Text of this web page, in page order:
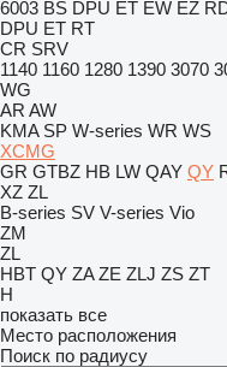
6003 BS DPU ET EW EZ
DPU ET RT
CR SRV
1140 1160 1280 1390 3070
WG
AR AW
KMA SP W-series WR WS
XCMG
GR GTBZ HB LW QAY QY
XZ ZL
B-series SV V-series Vio
ZM
ZL
HBT QY ZA ZE ZLJ ZS ZT
H
показать все
Место расположения
Поиск по радиусу